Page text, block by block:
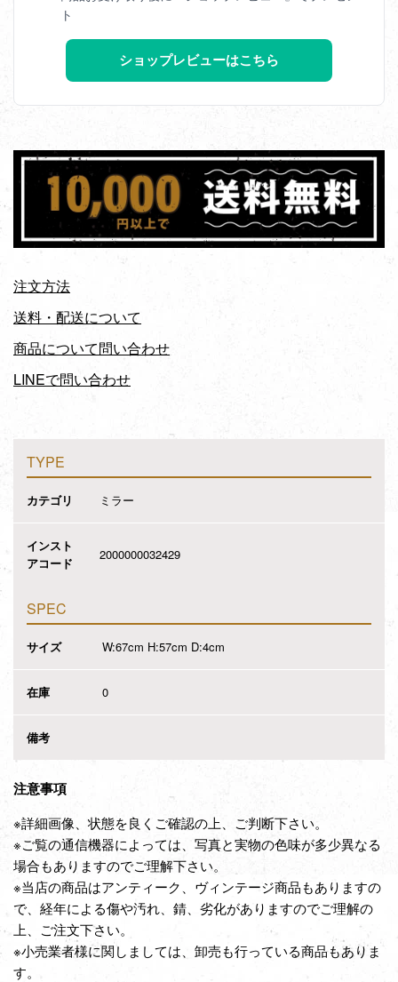
ト
ショップレビューはこちら
注文方法
送料・配送について
商品について問い合わせ
LINEで問い合わせ
TYPE
カテゴリ ミラー
インスト
アコード
2000000032429
SPEC
サイズ W:67cm H:57cm D:4cm
在庫 0
備考
注意事項
※詳細画像、状態を良くご確認の上、ご判断下さい。
※ご覧の通信機器によっては、写真と実物の色味が多少異なる
場合もありますのでご理解下さい。
※当店の商品はアンティーク、ヴィンテージ商品もありますの
で、経年による傷や汚れ、錆、劣化がありますのでご理解の
上、ご注文下さい。
※小売業者様に関しましては、卸売も行っている商品もありま
す。